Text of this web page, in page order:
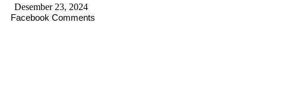
Desember 23, 2024
Facebook Comments